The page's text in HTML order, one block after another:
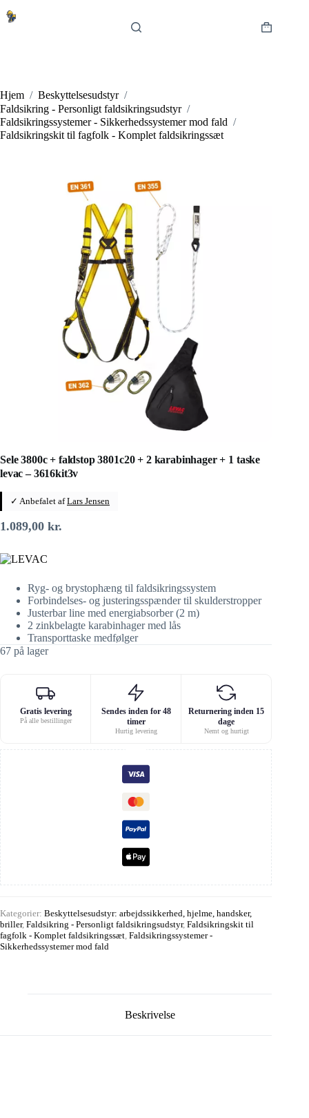
til
Hjem / Beskyttelsesudstyr /
Faldsikring - Personligt faldsikringsudstyr /
Faldsikringssystemer - Sikkerhedssystemer mod fald /
Faldsikringskit til fagfolk - Komplet faldsikringssæt
Sele 3800c + faldstop 3801c20 + 2 karabinhager + 1 taske
levac – 3616kit3v
✓ Anbefalet afLars Jensen
1.089,00 kr.
Ryg- og brystophæng til faldsikringssystem
Forbindelses- og justeringsspænder til skulderstropper
Justerbar line med energiabsorber (2 m)
2 zinkbelagte karabinhager med lås
Transporttaske medfølger
67 på lager
Gratis levering
På alle bestillinger
Sendes inden for 48
timer
Hurtig levering
Returnering inden 15
dage
Nemt og hurtigt
Kategorier: Beskyttelsesudstyr: arbejdssikkerhed, hjelme, handsker,
briller, Faldsikring - Personligt faldsikringsudstyr, Faldsikringskit til
fagfolk - Komplet faldsikringssæt Faldsikringssystemer -
Sikkerhedssystemer mod fald
Beskrivelse